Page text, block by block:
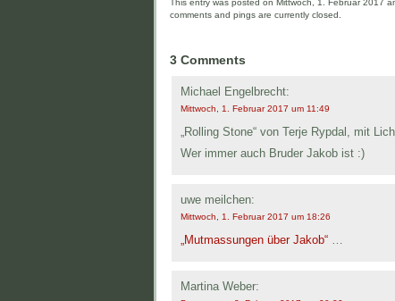
This entry was posted on Mittwoch, 1. Februar 2017
comments and pings are currently closed.
3 Comments
Michael Engelbrecht:
Mittwoch, 1. Februar 2017 um 11:49
„Rolling Stone“ von Terje Rypdal, mit
Wer immer auch Bruder Jakob ist :)
uwe meilchen:
Mittwoch, 1. Februar 2017 um 18:26
„Mutmassungen über Jakob“ …
Martina Weber: